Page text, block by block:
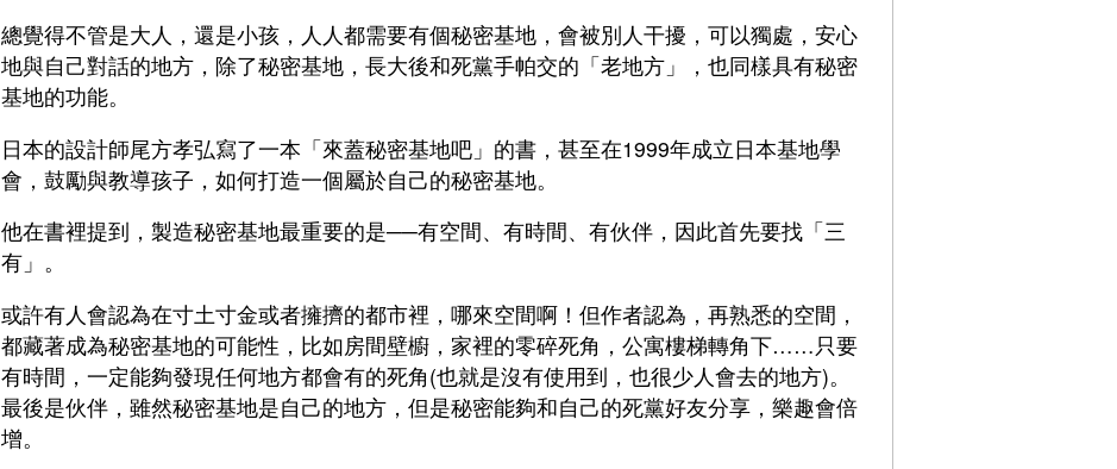
總覺得不管是大人，還是小孩，人人都需要有個秘密基地，會被別人干擾，可以獨處，安心
地與自己對話的地方，除了秘密基地，長大後和死黨手帕交的「老地方」，也同樣具有秘密
基地的功能。
日本的設計師尾方孝弘寫了一本「來蓋秘密基地吧」的書，甚至在1999年成立日本基地學
會，鼓勵與教導孩子，如何打造一個屬於自己的秘密基地。
他在書裡提到，製造秘密基地最重要的是──有空間、有時間、有伙伴，因此首先要找「三
有」。
或許有人會認為在寸土寸金或者擁擠的都市裡，哪來空間啊！但作者認為，再熟悉的空間，
都藏著成為秘密基地的可能性，比如房間壁櫥，家裡的零碎死角，公寓樓梯轉角下……只要
有時間，一定能夠發現任何地方都會有的死角(也就是沒有使用到，也很少人會去的地方)。
最後是伙伴，雖然秘密基地是自己的地方，但是秘密能夠和自己的死黨好友分享，樂趣會倍
增。